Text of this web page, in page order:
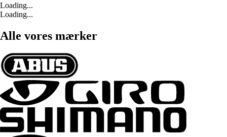
Loading...
Loading...
Alle vores mærker